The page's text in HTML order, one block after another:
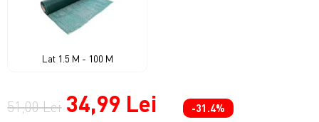
Lat 1.5 M - 100 M
51,00 Lei 34,99 Lei -31.4%